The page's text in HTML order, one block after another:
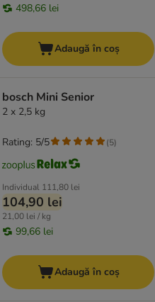
498,66 lei
Adaugă în coș
bosch Mini Senior
2 x 2,5 kg
Individual 111,80 lei
104,90 lei
21,00 lei / kg
99,66 lei
Rating: 5/5 (5)
Adaugă în coș